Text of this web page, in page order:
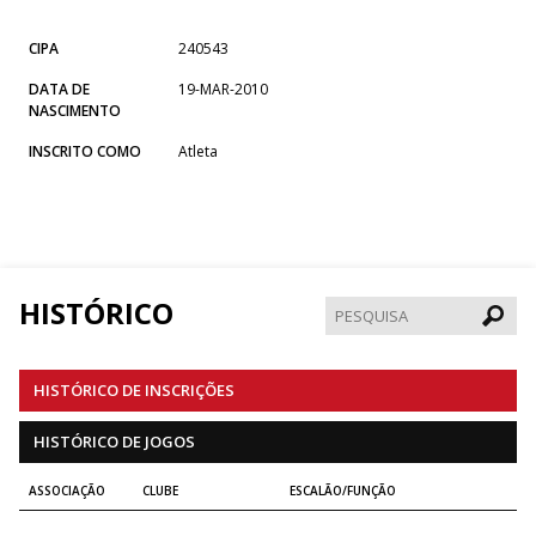
CIPA
240543
DATA DE
NASCIMENTO
19-MAR-2010
INSCRITO COMO Atleta
HISTÓRICO
HISTÓRICO DE INSCRIÇÕES
HISTÓRICO DE JOGOS
ASSOCIAÇÃO CLUBE ESCALÃO/FUNÇÃO